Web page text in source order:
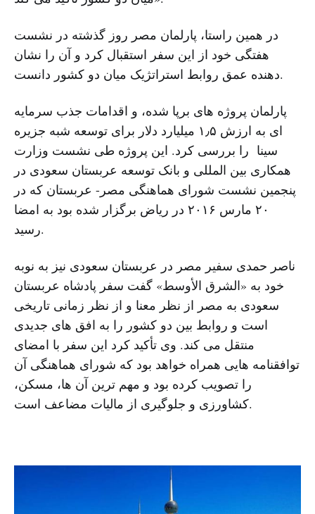
در همین راستا، پارلمان مصر روز گذشته در نشست
هفتگی خود از این سفر استقبال کرد و آن را نشان
دهنده عمق روابط استراتژیک میان دو کشور دانست.
پارلمان پروژه های برپا شده، و اقدامات جذب سرمایه
ای به ارزش ۱٫۵ میلیارد دلار برای توسعه شبه جزیره
سینا را بررسی کرد. این پروژه طی نشست وزارت
همکاری بین المللی و بانک توسعه عربستان سعودی در
پنجمین نشست شورای هماهنگی مصر- عربستان که در
۲۰ مارس ۲۰۱۶ در ریاض برگزار شده بود به امضا
رسید.
ناصر حمدی سفیر مصر در عربستان سعودی نیز به نوبه
خود به «الشرق الأوسط» گفت سفر پادشاه عربستان
سعودی به مصر از نظر معنا و از نظر زمانی تاریخی
است و روابط بین دو کشور را به افق های جدیدی
منتقل می کند. وی تأکید کرد این سفر با امضای
توافقنامه هایی همراه خواهد بود که شورای هماهنگی آن
را تصویب کرده بود و مهم ترین آن ها، مسکن،
کشاورزی و جلوگیری از مالیات مضاعف است.